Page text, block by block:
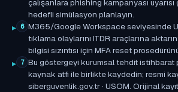
hedefli simülasyon planlayın.
6 M365/Google Workspace seviyesinde
tıklama olaylarını ITDR araçlarına
bilgisi sızıntısı için MFA reset
7 Bu göstergeyi kurumsal tehdit istihbarat
kaynak atfı ile birlikte kaydedin; resmi
siberguvenlik.gov.tr · USOM. Orijinal